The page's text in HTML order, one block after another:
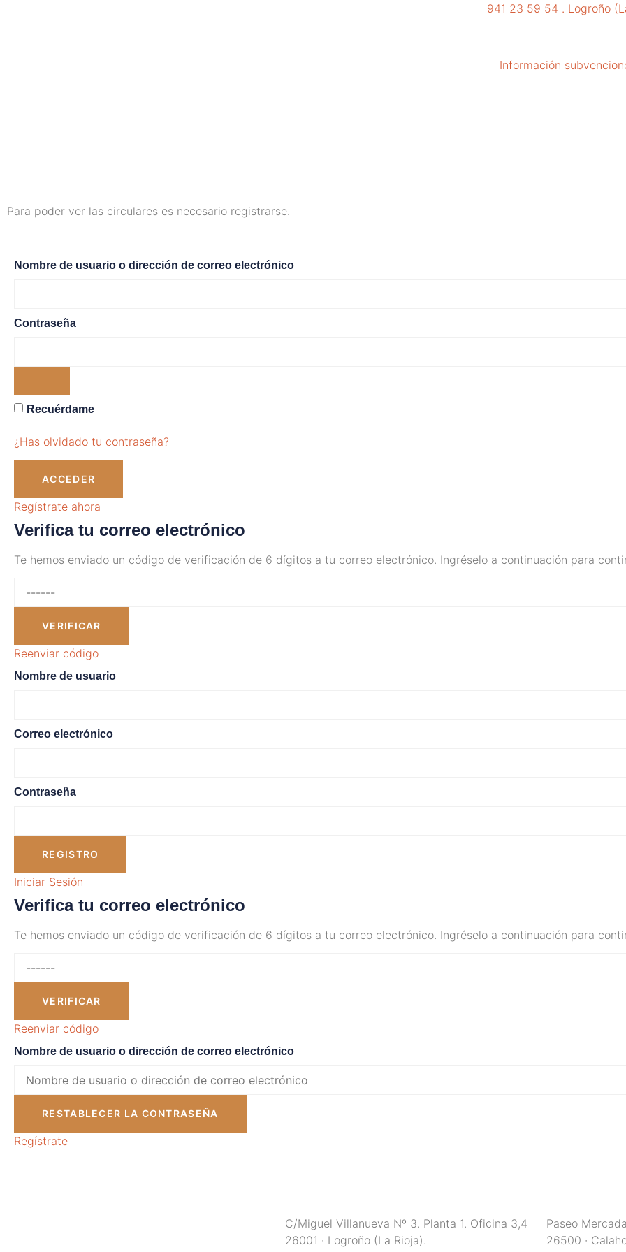
941 23 59 54 . Logroño
Información
Para poder ver las circulares es necesario registrarse.
Nombre de usuario o dirección de correo electrónico
Contraseña
Recuérdame
¿Has olvidado tu contraseña?
ACCEDER
Regístrate ahora
Verifica tu correo electrónico
Te hemos enviado un código de verificación de 6 dígitos a tu correo electrónico. Ingréselo a continuación para
VERIFICAR
Reenviar código
Nombre de usuario
Correo electrónico
Contraseña
REGISTRO
Iniciar Sesión
Verifica tu correo electrónico
Te hemos enviado un código de verificación de 6 dígitos a tu correo electrónico. Ingréselo a continuación para
VERIFICAR
Reenviar código
Nombre de usuario o dirección de correo electrónico
RESTABLECER LA CONTRASEÑA
Regístrate
C/Miguel Villanueva Nº 3. Planta 1. Oficina 3,4
26001 · Logroño (La Rioja).
Paseo
26500 ·